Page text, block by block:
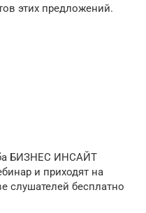
этих предложений.
БИЗНЕС ИНСАЙТ
и приходят на
слушателей бесплатно